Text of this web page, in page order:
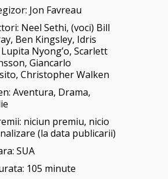
Jon Favreau
Neel Sethi, (voci) Bill
Ben Kingsley, Idris
Lupita Nyong’o, Scarlett
Giancarlo
Christopher Walken
Aventura, Drama,
niciun premiu, nicio
(la data publicarii)
SUA
105 minute